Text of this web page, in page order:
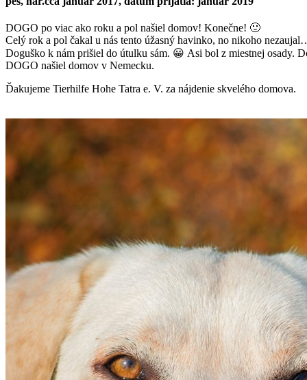
DOGO po viac ako roku a pol našiel domov! Konečne! 🙂
Celý rok a pol čakal u nás tento úžasný havinko, no nikoho
Doguško k nám prišiel do útulku sám. 😀 Asi bol z miestnej osady.
DOGO našiel domov v Nemecku.
Ďakujeme Tierhilfe Hohe Tatra e. V. za nájdenie skvelého domova.